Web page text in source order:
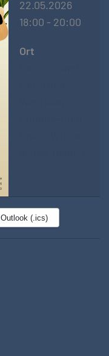
22.05.2026
18:00 - 20:00
Ort
Outlook (.ics)